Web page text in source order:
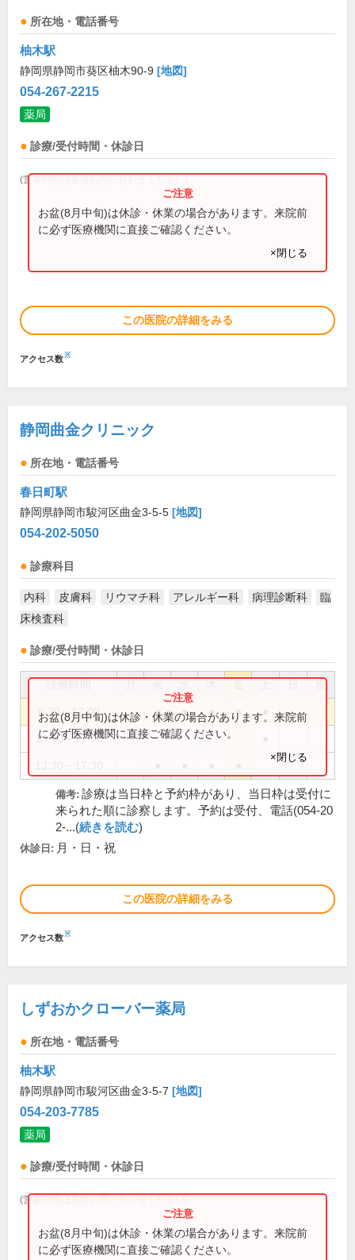
所在地・電話番号
柚木駅
静岡県静岡市葵区柚木90-9 [地図]
054-267-2215
薬局
診療/受付時間・休診日
(営業時間は直接お問い合わせください)
お盆(8月中旬)は休診・休業の場合があります。来院前
に必ず医療機関に直接ご確認ください。
×閉じる
この医院の詳細をみる
アクセス数※
静岡曲金クリニック
所在地・電話番号
春日町駅
静岡県静岡市駿河区曲金3-5-5 [地図]
054-202-5050
診療科目
内科 皮膚科 リウマチ科 アレルギー科 病理診断科
臨
床検査科
診療/受付時間・休診日
祝
8:30～12:00 ● ● ● ●
13:00～17:00
お盆(8月中旬)は休診・休業の場合があります。来院前
に必ず医療機関に直接ご確認ください。
×閉じる
備考: 診療は当日枠と予約枠があり、当日枠は受付に
来られた順に診察します。予約は受付、電話(054-20
2-...(続きを読む)
休診日: 月・日・祝
この医院の詳細をみる
アクセス数※
しずおかクローバー薬局
所在地・電話番号
柚木駅
静岡県静岡市駿河区曲金3-5-7 [地図]
054-203-7785
薬局
診療/受付時間・休診日
(営業時間は直接お問い合わせください)
お盆(8月中旬)は休診・休業の場合があります。来院前
に必ず医療機関に直接ご確認ください。